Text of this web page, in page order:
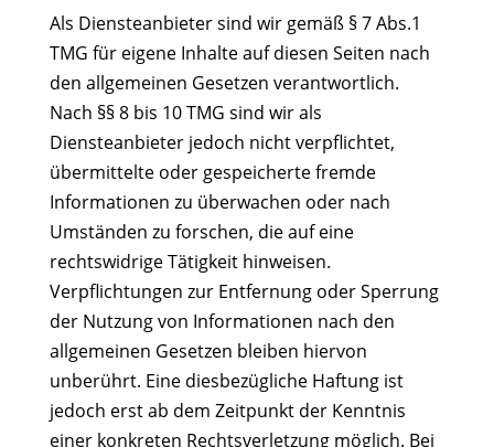
Als Diensteanbieter sind wir gemäß § 7 Abs.1
TMG für eigene Inhalte auf diesen Seiten nach
den allgemeinen Gesetzen verantwortlich.
Nach §§ 8 bis 10 TMG sind wir als
Diensteanbieter jedoch nicht verpflichtet,
übermittelte oder gespeicherte fremde
Informationen zu überwachen oder nach
Umständen zu forschen, die auf eine
rechtswidrige Tätigkeit hinweisen.
Verpflichtungen zur Entfernung oder Sperrung
der Nutzung von Informationen nach den
allgemeinen Gesetzen bleiben hiervon
unberührt. Eine diesbezügliche Haftung ist
jedoch erst ab dem Zeitpunkt der Kenntnis
einer konkreten Rechtsverletzung möglich. Bei